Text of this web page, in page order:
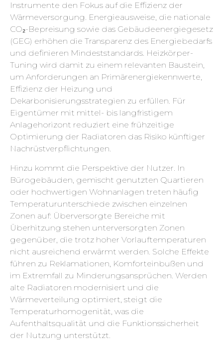
Instrumente den Fokus auf die Effizienz der
Wärmeversorgung. Energieausweise, die nationale
CO₂-Bepreisung sowie das Gebäudeenergiegesetz
(GEG) erhöhen die Transparenz des Energiebedarfs
und definieren Mindeststandards. Heizkörper-
Tuning wird damit zu einem relevanten Baustein,
um Anforderungen an Primärenergiekennwerte,
Effizienz der Heizung und
Dekarbonisierungsstrategien zu erfüllen. Für
Eigentümer mit mittel- bis langfristigem
Anlagehorizont reduziert eine frühzeitige
Optimierung der Radiatoren das Risiko künftiger
Nachrüstverpflichtungen.
Hinzu kommt die Perspektive der Nutzer. In
Bürogebäuden, gemischt genutzten Quartieren
oder hochwertigen Wohnanlagen treten häufig
Temperaturunterschiede zwischen einzelnen
Zonen auf: Überversorgte Bereiche mit
Überhitzung stehen unterversorgten Zonen
gegenüber, die trotz hoher Vorlauftemperaturen
nicht ausreichend erwärmt werden. Solche Effekte
führen zu Reklamationen, Komforteinbußen und
im Extremfall zu Minderungsansprüchen. Werden
alte Radiatoren modernisiert und die
Wärmeverteilung optimiert, steigt die
Temperaturhomogenität, was die
Aufenthaltsqualität und die Funktionssicherheit
der Nutzung unterstützt.